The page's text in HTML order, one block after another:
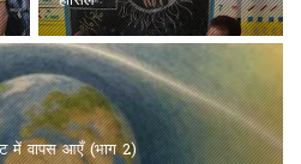
में वापस आएँ (भाग 2)